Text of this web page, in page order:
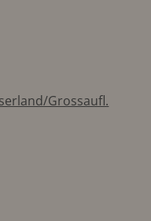
Grossaufl.